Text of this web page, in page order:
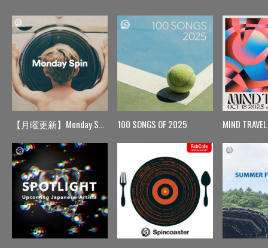
【月曜更新】Monday Spin 100 SONGS OF 2025 MIND TRAVEL